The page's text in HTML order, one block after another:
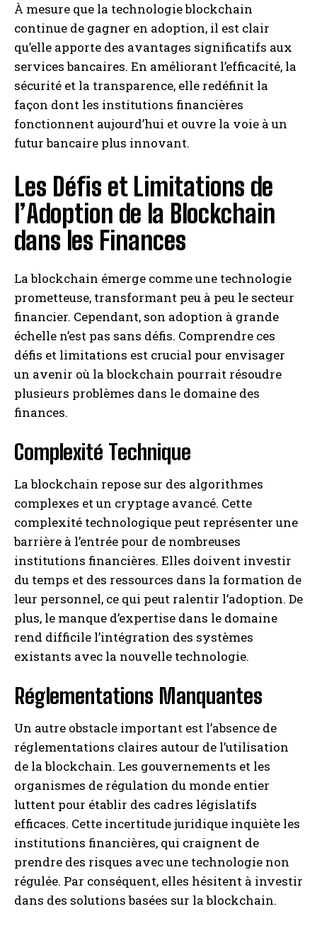
À mesure que la technologie blockchain
continue de gagner en adoption, il est clair
qu’elle apporte des avantages significatifs aux
services bancaires. En améliorant l’efficacité, la
sécurité et la transparence, elle redéfinit la
façon dont les institutions financières
fonctionnent aujourd’hui et ouvre la voie à un
futur bancaire plus innovant.
Les Défis et Limitations de
l’Adoption de la Blockchain
dans les Finances
La blockchain émerge comme une technologie
prometteuse, transformant peu à peu le secteur
financier. Cependant, son adoption à grande
échelle n’est pas sans défis. Comprendre ces
défis et limitations est crucial pour envisager
un avenir où la blockchain pourrait résoudre
plusieurs problèmes dans le domaine des
finances.
Complexité Technique
La blockchain repose sur des algorithmes
complexes et un cryptage avancé. Cette
complexité technologique peut représenter une
barrière à l’entrée pour de nombreuses
institutions financières. Elles doivent investir
du temps et des ressources dans la formation de
leur personnel, ce qui peut ralentir l’adoption. De
plus, le manque d’expertise dans le domaine
rend difficile l’intégration des systèmes
existants avec la nouvelle technologie.
Réglementations Manquantes
Un autre obstacle important est l’absence de
réglementations claires autour de l’utilisation
de la blockchain. Les gouvernements et les
organismes de régulation du monde entier
luttent pour établir des cadres législatifs
efficaces. Cette incertitude juridique inquiète les
institutions financières, qui craignent de
prendre des risques avec une technologie non
régulée. Par conséquent, elles hésitent à investir
dans des solutions basées sur la blockchain.